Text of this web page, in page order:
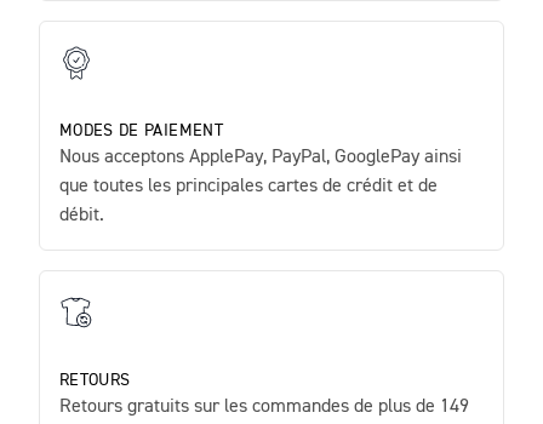
MODES DE PAIEMENT
Nous acceptons ApplePay, PayPal, GooglePay ainsi
que toutes les principales cartes de crédit et de
débit.
RETOURS
Retours gratuits sur les commandes de plus de 149